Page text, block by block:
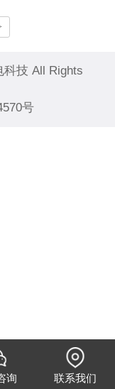
科技 All Rights
号
询 联系我们